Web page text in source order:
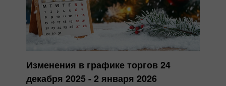
Изменения в графике торгов 24
декабря 2025 - 2 января 2026